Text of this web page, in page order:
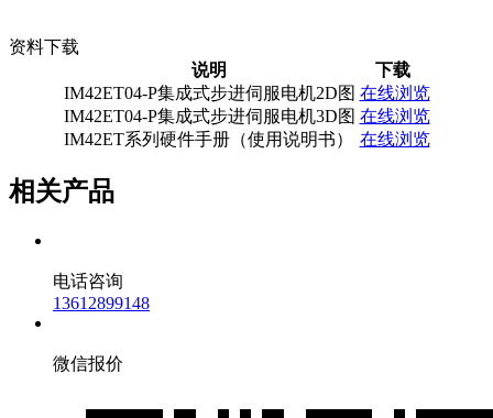
资料下载
说明
下载
IM42ET04-P集成式步进伺服电机2D图 在线浏览
IM42ET04-P集成式步进伺服电机3D图 在线浏览
IM42ET系列硬件手册（使用说明书）
在线浏览
相关产品
电话咨询
13612899148
微信报价